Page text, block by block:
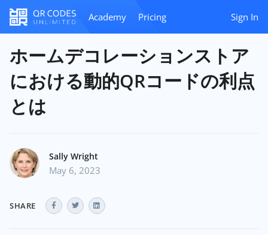
Academy Pricing Sign In
ホームデコレーションストア
における動的QRコードの利点
とは
Sally Wright
May 6, 2023
SHARE